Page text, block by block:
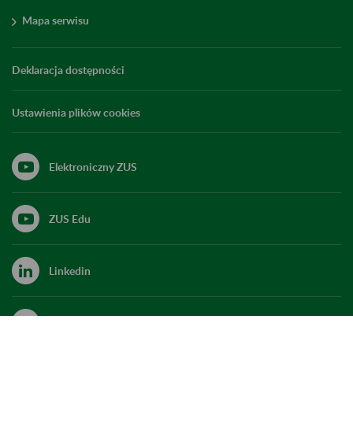
Mapa serwisu
Deklaracja dostępności
Ustawienia plików cookies
Elektroniczny ZUS
ZUS Edu
Linkedin